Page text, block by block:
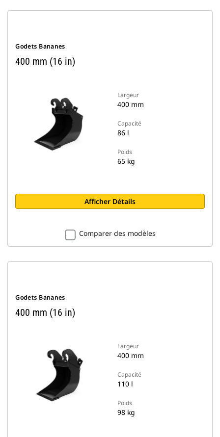
Godets Bananes
400 mm (16 in)
Largeur
400 mm
Capacité
86 l
Poids
65 kg
Afficher Détails
Comparer des modèles
Godets Bananes
400 mm (16 in)
Largeur
400 mm
Capacité
110 l
Poids
98 kg